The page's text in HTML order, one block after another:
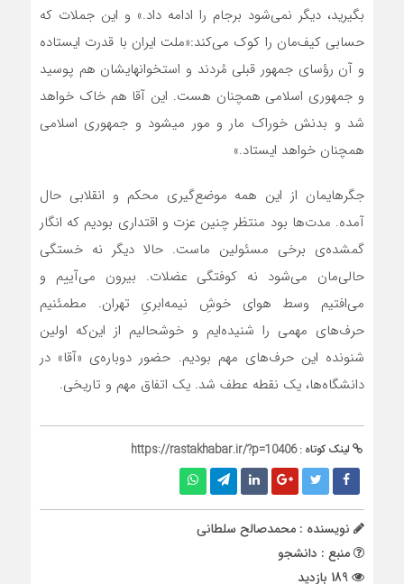
بگیرید، دیگر نمی‌شود برجام را ادامه داد.» و این جملات که
حسابی کیف‌مان را کوک می‌کند:«ملت ایران با قدرت ایستاده
و آن رؤسای جمهور قبلی مُردند و استخوانهایشان هم پوسید
و جمهوری اسلامی همچنان هست. این آقا هم خاک خواهد
شد و بدنش خوراک مار و مور میشود و جمهوری اسلامی
همچنان خواهد ایستاد.»
جگرهایمان از این همه موضع‌گیری محکم و انقلابی حال
آمده. مدت‌ها بود منتظر چنین عزت و اقتداری بودیم که انگار
گمشده‌ی برخی مسئولین ماست. حالا دیگر نه خستگی
حالی‌مان می‌شود نه کوفتگی عضلات. بیرون می‌آییم و
می‌افتیم وسط هوای خوشِ نیمه‌ابریِ تهران. مطمئنیم
حرف‌های مهمی را شنیده‌ایم و خوشحالیم از این‌که اولین
شنونده این حرف‌های مهم بودیم. حضور دوباره‌ی «آقا» در
دانشگاه‌ها، یک نقطه عطف شد. یک اتفاق مهم و تاریخی.
لینک کوتاه :https://rastakhabar.ir/?p=10406
نویسنده : محمدصالح سلطانی
منبع : دانشجو